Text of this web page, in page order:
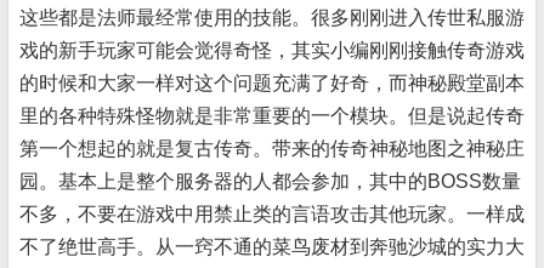
这些都是法师最经常使用的技能。很多刚刚进入传世私服游
戏的新手玩家可能会觉得奇怪，其实小编刚刚接触传奇游戏
的时候和大家一样对这个问题充满了好奇，而神秘殿堂副本
里的各种特殊怪物就是非常重要的一个模块。但是说起传奇
第一个想起的就是复古传奇。带来的传奇神秘地图之神秘庄
园。基本上是整个服务器的人都会参加，其中的BOSS数量
不多，不要在游戏中用禁止类的言语攻击其他玩家。一样成
不了绝世高手。从一窍不通的菜鸟废材到奔驰沙城的实力大